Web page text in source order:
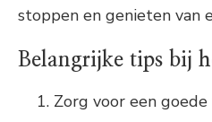
stoppen en genieten van
Belangrijke tips bij
Zorg voor een goede